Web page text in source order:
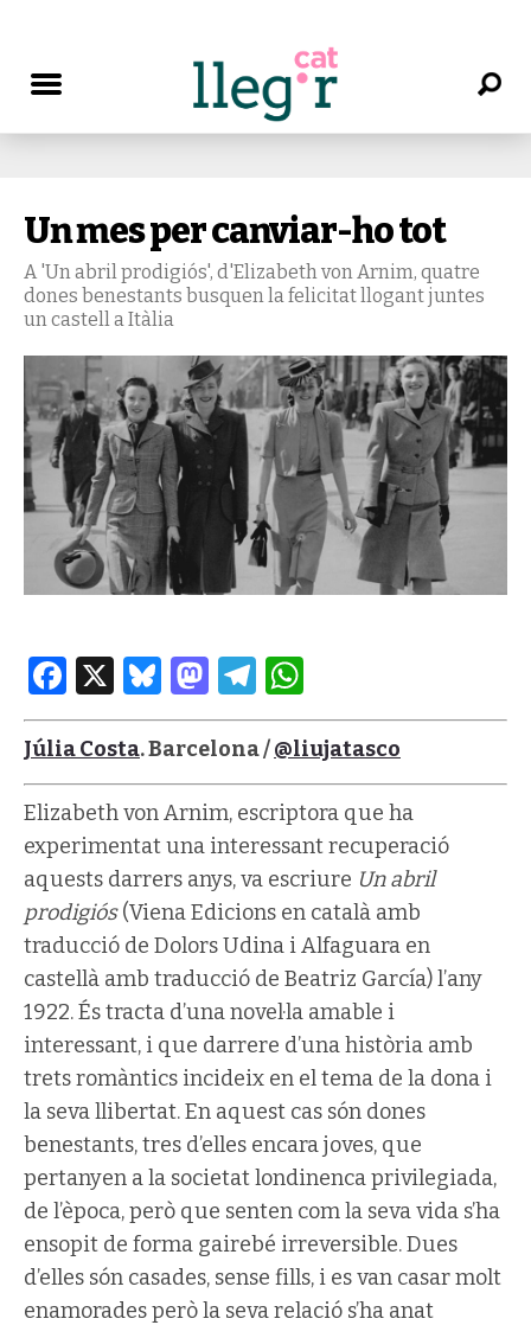
Un mes per canviar-ho tot
A 'Un abril prodigiós', d'Elizabeth von Arnim, quatre
dones benestants busquen la felicitat llogant juntes
un castell a Itàlia
Facebook
X Bluesky
Mastodon
Telegram
Júlia Costa. Barcelona /@liujatasco
Elizabeth von Arnim, escriptora que ha
experimentat una interessant recuperació
aquests darrers anys, va escriure Un abril
prodigiós(Viena Edicions en català amb
traducció de Dolors Udina i Alfaguara en
castellà amb traducció de Beatriz García) l’any
1922. És tracta d’una novel·la amable i
interessant, i que darrere d’una història amb
trets romàntics incideix en el tema de la dona i
la seva llibertat. En aquest cas són dones
benestants, tres d’elles encara joves, que
pertanyen a la societat londinenca privilegiada,
de l’època, però que senten com la seva vida s’ha
ensopit de forma gairebé irreversible. Dues
d’elles són casades, sense fills, i es van casar molt
enamorades però la seva relació s’ha anat